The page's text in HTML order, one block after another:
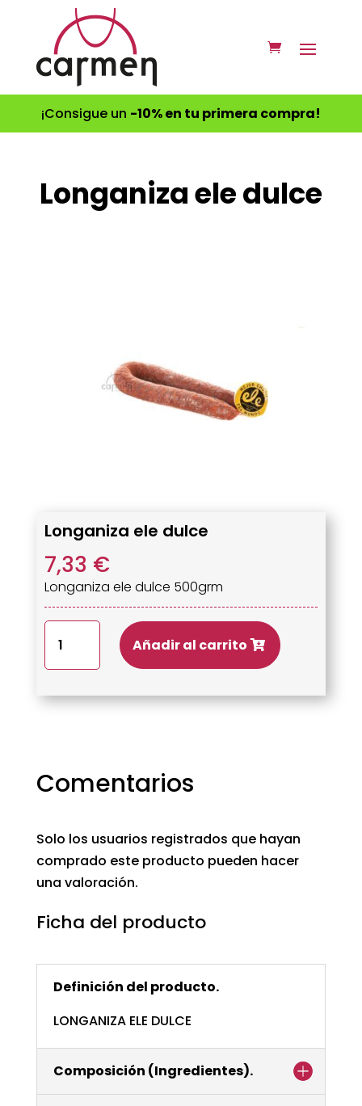
¡Consigue un -10% en tu primera compra!
Longaniza ele dulce
Longaniza ele dulce
7,33 €
Longaniza ele dulce 500grm
ele
dulce
cantidad
Añadir al carrito
Comentarios
Solo los usuarios registrados que hayan
comprado este producto pueden hacer
una valoración.
Ficha del producto
Definición del producto.
LONGANIZA ELE DULCE
Composición (Ingredientes).